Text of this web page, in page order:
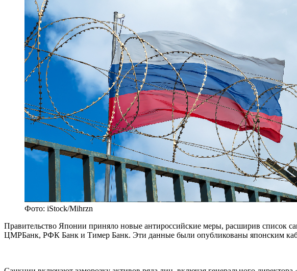
Фото: iStock/Mihrzn
Правительство Японии приняло новые антироссийские меры, расширив список
ЦМРБанк, РФК Банк и Тимер Банк. Эти данные были опубликованы японским